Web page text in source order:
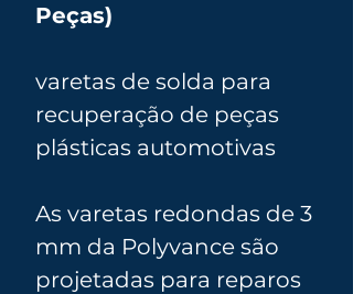
Peças)
varetas de solda para
recuperação de peças
plásticas automotivas
As varetas redondas de 3
mm da Polyvance são
projetadas para reparos